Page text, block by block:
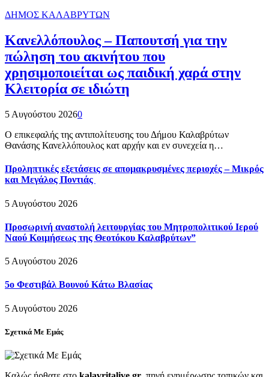
ΔΗΜΟΣ ΚΑΛΑΒΡΥΤΩΝ
Κανελλόπουλος – Παπουτσή για την
πώληση του ακινήτου που
χρησιμοποιείται ως παιδική χαρά στην
Κλειτορία σε ιδιώτη
5 Αυγούστου 20260
Ο επικεφαλής της αντιπολίτευσης του Δήμου Καλαβρύτων
Θανάσης Κανελλόπουλος κατ αρχήν και εν συνεχεία η…
Προληπτικές εξετάσεις σε απομακρυσμένες περιοχές – Μικρός
και Μεγάλος Ποντιάς
5 Αυγούστου 2026
Προσωρινή αναστολή λειτουργίας του Μητροπολιτικού Ιερού
Ναού Κοιμήσεως της Θεοτόκου Καλαβρύτων”
5 Αυγούστου 2026
5ο Φεστιβάλ Βουνού Κάτω Βλασίας
5 Αυγούστου 2026
Σχετικά Με Εμάς